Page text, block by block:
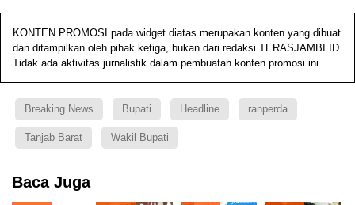
KONTEN PROMOSI pada widget diatas merupakan konten yang dibuat
dan ditampilkan oleh pihak ketiga, bukan dari redaksi TERASJAMBI.ID.
Tidak ada aktivitas jurnalistik dalam pembuatan konten promosi ini.
Breaking News Bupati Headline ranperda
Tanjab Barat Wakil Bupati
Baca Juga